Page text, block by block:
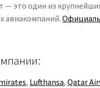
— это один из
авиакомпаний.
, Lufthansa,Qatar